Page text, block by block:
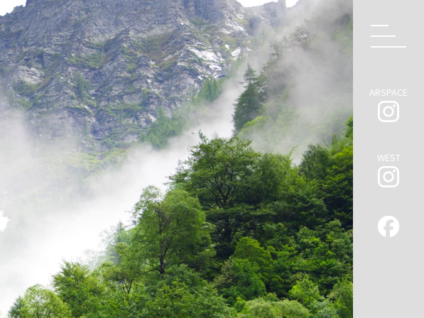
ARSPACE
WEST